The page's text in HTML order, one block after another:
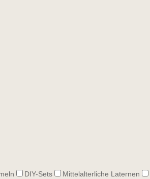
DIY-Sets Mittelalterliche Laternen